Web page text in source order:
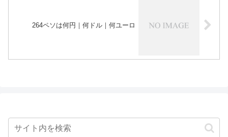
264ペソは何円｜何ドル｜何ユーロ